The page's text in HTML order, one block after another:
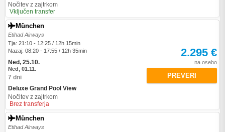
Nočitev z zajtrkom
Vključen transfer
München
Etihad Airways
Tja: 21:10 - 12:25 / 12h 15min
Nazaj: 08:20 - 17:55 / 12h 35min
Ned, 25.10.
Ned, 01.11.
7 dni
Deluxe Grand Pool View
Nočitev z zajtrkom
Brez transferja
2.295 €
na osebo
PREVERI
München
Etihad Airways